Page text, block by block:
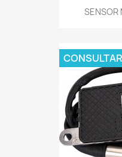
SENSOR